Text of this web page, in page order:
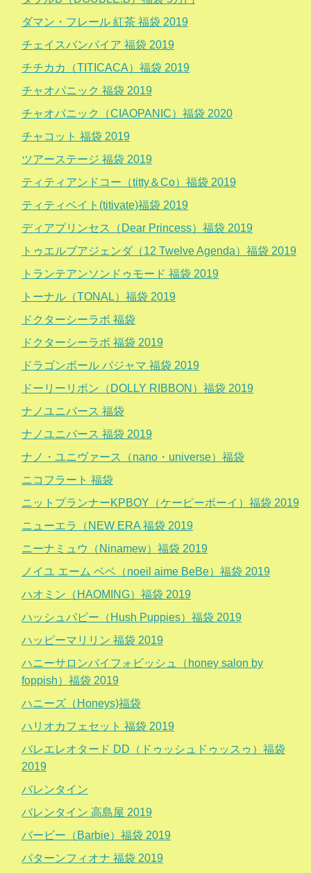
ダマン・フレール 紅茶 福袋 2019
チェイスバンパイア 福袋 2019
チチカカ（TITICACA）福袋 2019
チャオパニック 福袋 2019
チャオパニック（CIAOPANIC）福袋 2020
チャコット 福袋 2019
ツアーステージ 福袋 2019
ティティアンドコー（titty＆Co）福袋 2019
ティティベイト(titivate)福袋 2019
ディアプリンセス（Dear Princess）福袋 2019
トゥエルブアジェンダ（12 Twelve Agenda）福袋 2019
トランテアンソンドゥモード 福袋 2019
トーナル（TONAL）福袋 2019
ドクターシーラボ 福袋
ドクターシーラボ 福袋 2019
ドラゴンボール パジャマ 福袋 2019
ドーリーリボン（DOLLY RIBBON）福袋 2019
ナノユニバース 福袋
ナノユニバース 福袋 2019
ナノ・ユニヴァース（nano・universe）福袋
ニコフラート 福袋
ニットプランナーKPBOY（ケーピーボーイ）福袋 2019
ニューエラ（NEW ERA 福袋 2019
ニーナミュウ（Ninamew）福袋 2019
ノイユ エーム ベベ（noeil aime BeBe）福袋 2019
ハオミン（HAOMING）福袋 2019
ハッシュパピー（Hush Puppies）福袋 2019
ハッピーマリリン 福袋 2019
ハニーサロンバイフォビッシュ（honey salon by
foppish）福袋 2019
ハニーズ（Honeys)福袋
ハリオカフェセット 福袋 2019
バレエレオタード DD（ドゥッシュドゥッスゥ）福袋
2019
バレンタイン
バレンタイン 高島屋 2019
バービー（Barbie）福袋 2019
パターンフィオナ 福袋 2019